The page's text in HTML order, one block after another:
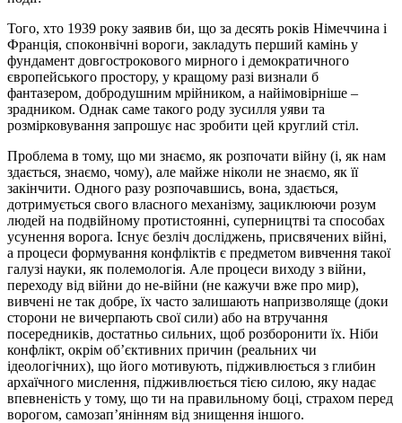
Того, хто 1939 року заявив би, що за десять років Німеччина і
Франція, споконвічні вороги, закладуть перший камінь у
фундамент довгострокового мирного і демократичного
європейського простору, у кращому разі визнали б
фантазером, добродушним мрійником, а найімовірніше –
зрадником. Однак саме такого роду зусилля уяви та
розмірковування запрошує нас зробити цей круглий стіл.
Проблема в тому, що ми знаємо, як розпочати війну (і, як нам
здається, знаємо, чому), але майже ніколи не знаємо, як її
закінчити. Одного разу розпочавшись, вона, здається,
дотримується свого власного механізму, зациклюючи розум
людей на подвійному протистоянні, суперництві та способах
усунення ворога. Існує безліч досліджень, присвячених війні,
а процеси формування конфліктів є предметом вивчення такої
галузі науки, як полемологія. Але процеси виходу з війни,
переходу від війни до не-війни (не кажучи вже про мир),
вивчені не так добре, їх часто залишають напризволяще (доки
сторони не вичерпають свої сили) або на втручання
посередників, достатньо сильних, щоб розборонити їх. Ніби
конфлікт, окрім об’єктивних причин (реальних чи
ідеологічних), що його мотивують, підживлюється з глибин
архаїчного мислення, підживлюється тією силою, яку надає
впевненість у тому, що ти на правильному боці, страхом перед
ворогом, самозап’янінням від знищення іншого.